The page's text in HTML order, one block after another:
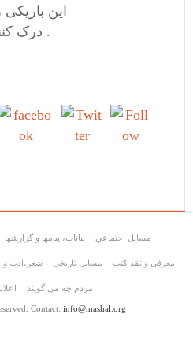
این باریکی
درک کنند .
بیانات، پیامها و گزارشها مسايل اجتماعي
شعر،ادب و مسایل تاریخی معرفی و نقد کتب
مردم چه مي گويند
Contact: info@mashal.org